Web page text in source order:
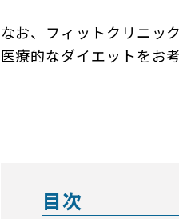
なお、フィットクリニッ
医療的なダイエットをお
目次